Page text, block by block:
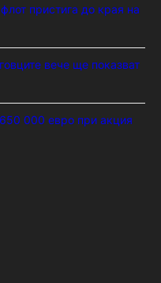
пристига до края на
вече ще показват
000 евро при акция